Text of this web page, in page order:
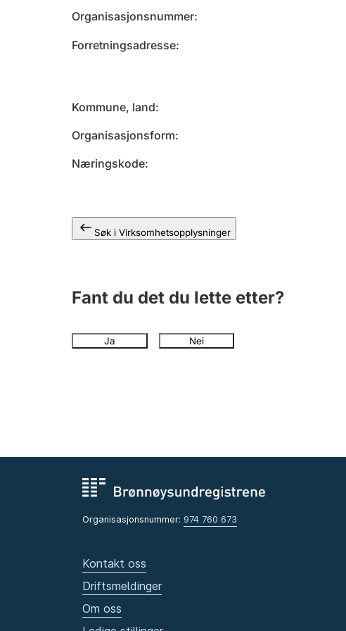
Organisasjonsnummer
Forretningsadresse
Kommune, land
Organisasjonsform
Næringskode
Søk i Virksomhetsopplysninger
Fant du det du lette etter?
Ja Nei
Organisasjonsnummer: 974 760 673
Kontakt oss
Driftsmeldinger
Om oss